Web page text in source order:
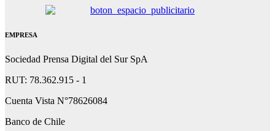
EMPRESA
Sociedad Prensa Digital del Sur SpA
RUT: 78.362.915 - 1
Cuenta Vista N°78626084
Banco de Chile